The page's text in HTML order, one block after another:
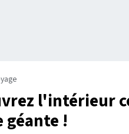
l'intérieur
géante !